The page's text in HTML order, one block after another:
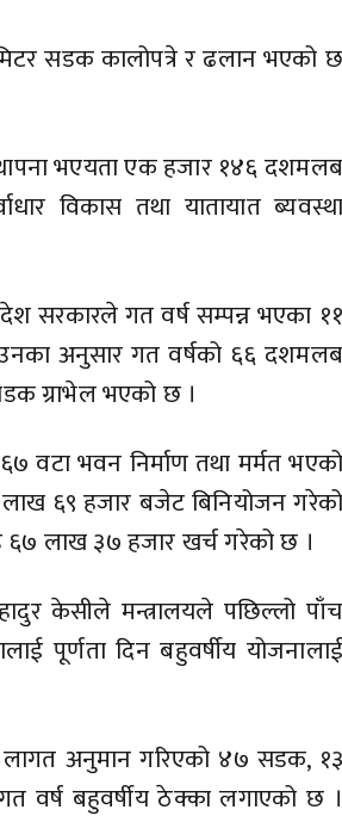
सडक कालोपत्रे र ढलान भएको छ
भएयता एक हजार १४६ दशमलब
विकास तथा यातायात ब्यवस्था
सरकारले गत वर्ष सम्पन्न भएका ११
अनुसार गत वर्षको ६६ दशमलब
ग्राभेल भएको छ ।
वटा भवन निर्माण तथा मर्मत भएको
६९ हजार बजेट बिनियोजन गरेको
लाख ३७ हजार खर्च गरेको छ ।
केसीले मन्त्रालयले पछिल्लो पाँच
पूर्णता दिन बहुवर्षीय योजनालाई
अनुमान गरिएको ४७ सडक, १३
वर्ष बहुवर्षीय ठेक्का लगाएको छ ।